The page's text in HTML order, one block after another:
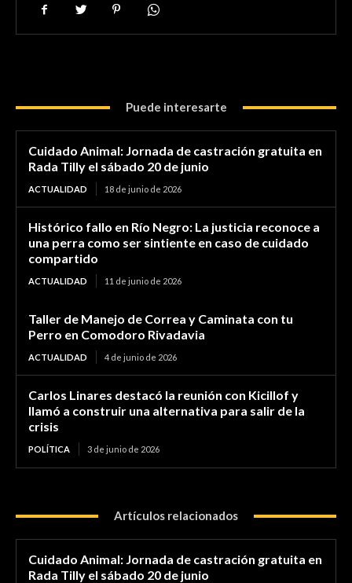
Puede interesarte
Cuidado Animal: Jornada de castración gratuita en
Rada Tilly el sábado 20 de junio
ACTUALIDAD 18 de junio de 2026
Histórico fallo en Río Negro: La justicia reconoce a
una perra como ser sintiente en caso de cuidado
compartido
ACTUALIDAD 11 de junio de 2026
Taller de Manejo de Correa y Caminata con tu
Perro en Comodoro Rivadavia
ACTUALIDAD 4 de junio de 2026
Carlos Linares destacó la reunión con Kicillof y
llamó a construir una alternativa para salir de la
crisis
POLÍTICA 3 de junio de 2026
Artículos relacionados
Cuidado Animal: Jornada de castración gratuita en
Rada Tilly el sábado 20 de junio